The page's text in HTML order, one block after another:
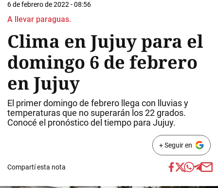
6 de febrero de 2022 - 08:56
A llevar paraguas.
Clima en Jujuy para el
domingo 6 de febrero
en Jujuy
El primer domingo de febrero llega con lluvias y
temperaturas que no superarán los 22 grados.
Conocé el pronóstico del tiempo para Jujuy.
+ Seguir en
Compartí esta nota